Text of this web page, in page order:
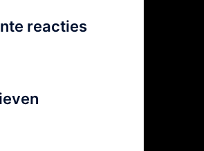
reacties